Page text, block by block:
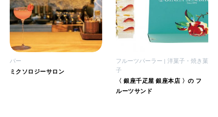
バー
ミクソロジーサロン
フルーツパーラー
洋菓子・焼き菓
子
〈 銀座千疋屋 銀座本店 〉の フ
ルーツサンド